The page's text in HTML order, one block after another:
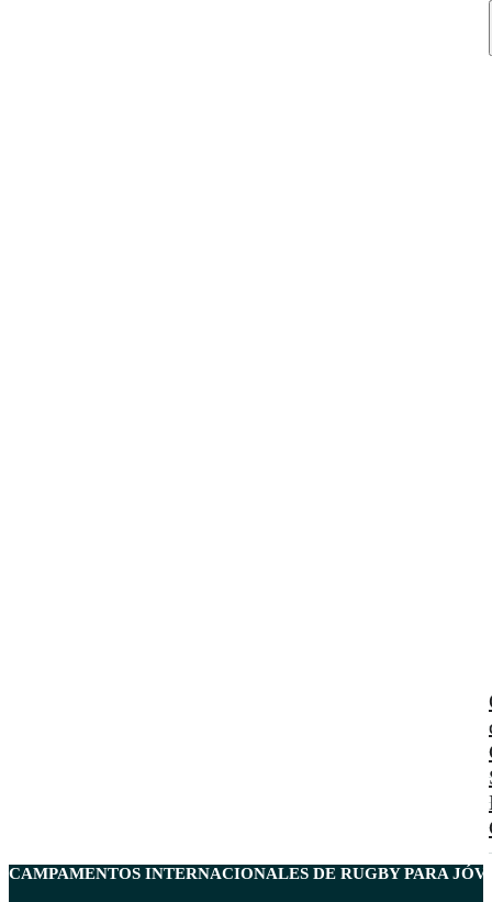
CAMPAMENTOS INTERNACIONALES DE RUGBYPARA